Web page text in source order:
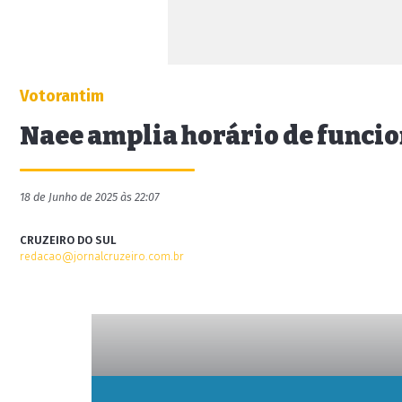
Votorantim
Naee amplia horário de
18 de Junho de 2025 às 22:07
CRUZEIRO DO SUL
redacao@jornalcruzeiro.com.br